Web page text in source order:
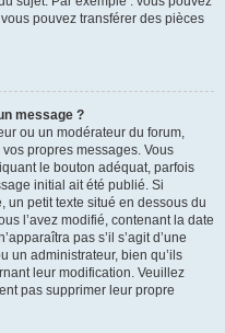
pouvez transférer des pièces
message ?
ou un modérateur du forum,
propres messages. Vous
le bouton adéquat, parfois
initial ait été publié. Si
un petit texte situé en dessous du
l’avez modifié, contenant la date
pas s’il s’agit d’une
un administrateur, bien qu’ils
leur modification. Veuillez
pas supprimer leur propre